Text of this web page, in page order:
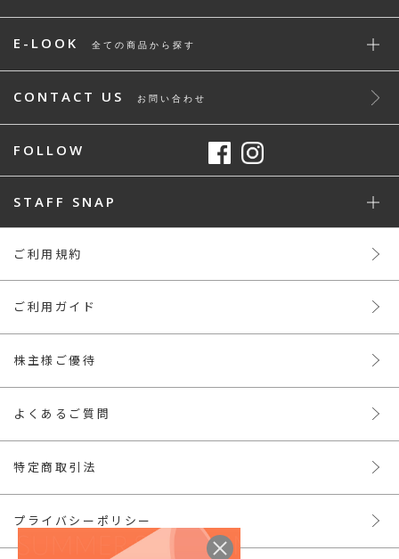
E-LOOK 全ての商品から探す
CONTACT US お問い合わせ
FOLLOW
STAFF SNAP
ご利用規約
ご利用ガイド
株主様ご優待
よくあるご質問
特定商取引法
プライバシーポリシー